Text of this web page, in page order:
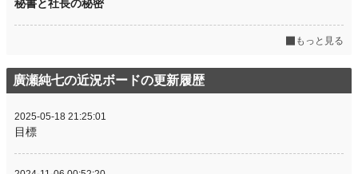
秘書と社長の秘密
もっと見る
廣瀬純七の近況ボードの更新履歴
2025-05-18 21:25:01
目標